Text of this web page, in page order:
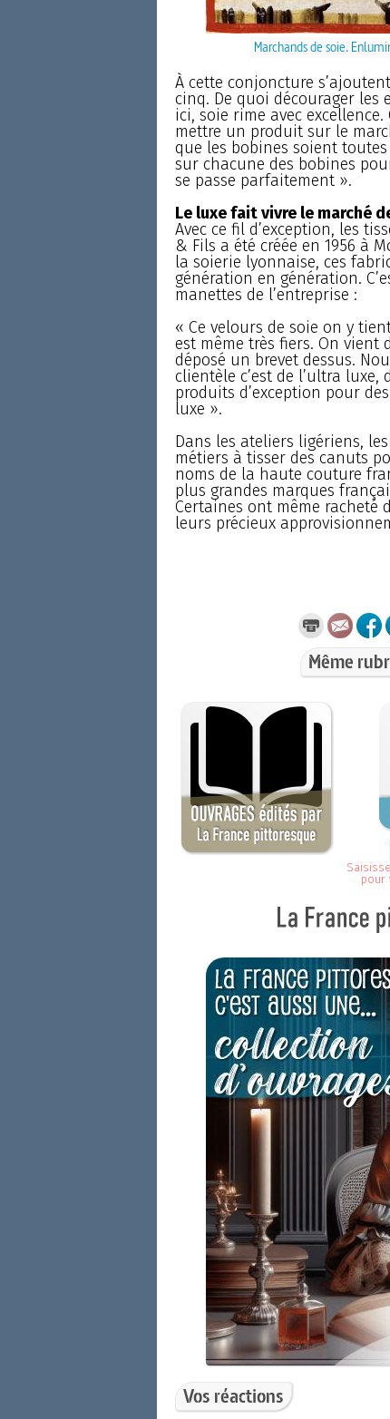
Marchands de soie.
À cette conjoncture
cinq. De quoi décourager les
ici, soie rime avec
mettre un produit sur le
que les bobines soient
sur chacune des bobines
se passe parfaitement ».
Le luxe fait vivre le marché
Avec ce fil d’exception, les
& Fils a été créée en 1956 à
la soierie lyonnaise, ces
génération en génération.
manettes de l’entreprise :
« Ce velours de soie on y
est même très fiers. On vient
déposé un brevet dessus.
clientèle c’est de l’ultra
produits d’exception pour
luxe ».
Dans les ateliers ligériens,
métiers à tisser des canuts
noms de la haute couture
plus grandes marques
Certaines ont même racheté
leurs précieux
Même
pour
Vos réactions